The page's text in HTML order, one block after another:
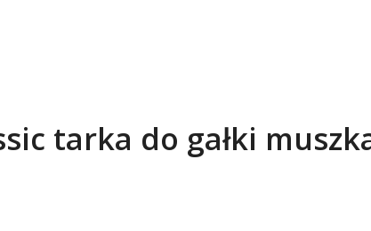
tarka do gałki